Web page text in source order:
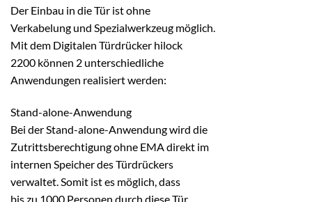
Der Einbau in die Tür ist ohne
Verkabelung und Spezialwerkzeug möglich.
Mit dem Digitalen Türdrücker hilock
2200 können 2 unterschiedliche
Anwendungen realisiert werden:
Stand-alone-Anwendung
Bei der Stand-alone-Anwendung wird die
Zutrittsberechtigung ohne EMA direkt im
internen Speicher des Türdrückers
verwaltet. Somit ist es möglich, dass
bis zu 1000 Personen durch diese Tür